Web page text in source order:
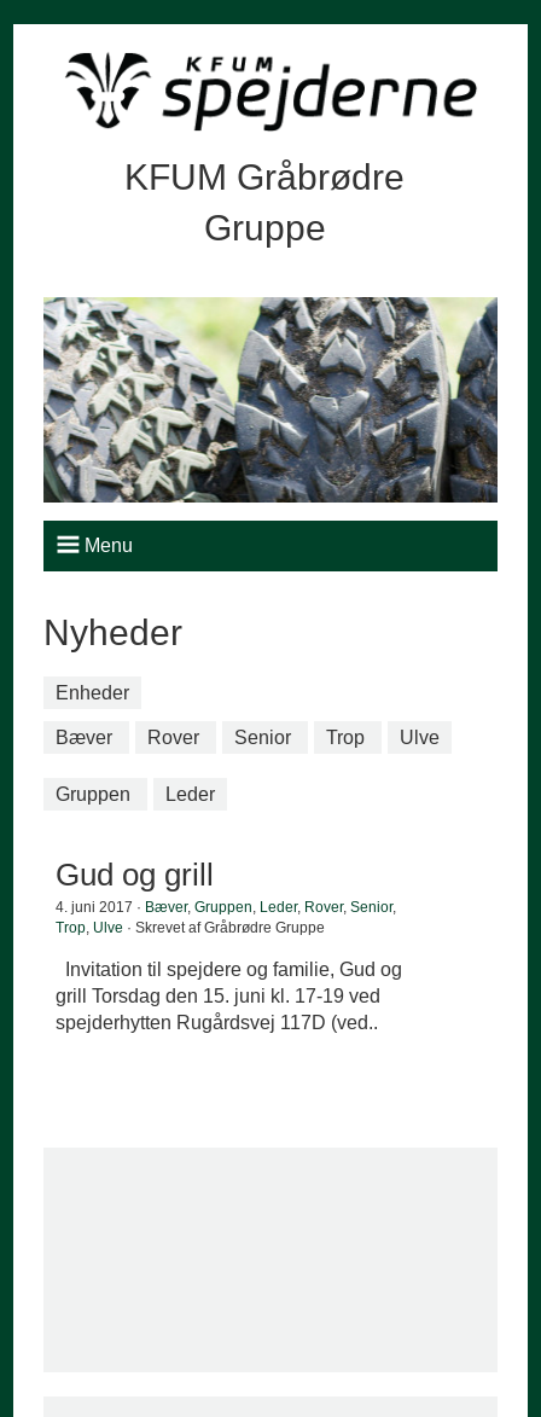
KFUM Gråbrødre
Gruppe
Menu
Nyheder
Enheder
Bæver Rover Senior Trop Ulve
Gruppen Leder
Gud og grill
4. juni 2017 · Bæver,Gruppen, Leder, Rover,Senior,
Trop, Ulve · Skrevet af Gråbrødre Gruppe
Invitation til spejdere og familie, Gud og
grill Torsdag den 15. juni kl. 17-19 ved
spejderhytten Rugårdsvej 117D (ved..